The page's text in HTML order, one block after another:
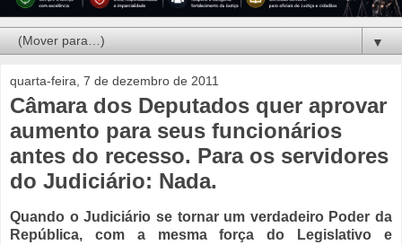
▼
quarta-feira, 7 de dezembro de 2011
Câmara dos Deputados quer aprovar
aumento para seus funcionários
antes do recesso. Para os servidores
do Judiciário: Nada.
Quando o Judiciário se tornar um verdadeiro Poder da
República, com a mesma força do Legislativo e